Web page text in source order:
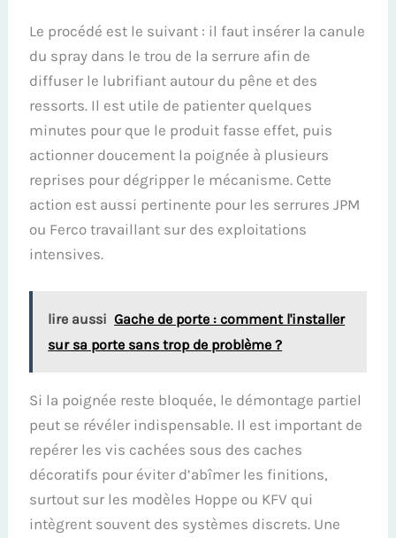
Le procédé est le suivant : il faut insérer la canule
du spray dans le trou de la serrure afin de
diffuser le lubrifiant autour du pêne et des
ressorts. Il est utile de patienter quelques
minutes pour que le produit fasse effet, puis
actionner doucement la poignée à plusieurs
reprises pour dégripper le mécanisme. Cette
action est aussi pertinente pour les serrures JPM
ou Ferco travaillant sur des exploitations
intensives.
lire aussi Gache de porte : comment l'installer
sur sa porte sans trop de problème ?
Si la poignée reste bloquée, le démontage partiel
peut se révéler indispensable. Il est important de
repérer les vis cachées sous des caches
décoratifs pour éviter d’abîmer les finitions,
surtout sur les modèles Hoppe ou KFV qui
intègrent souvent des systèmes discrets. Une